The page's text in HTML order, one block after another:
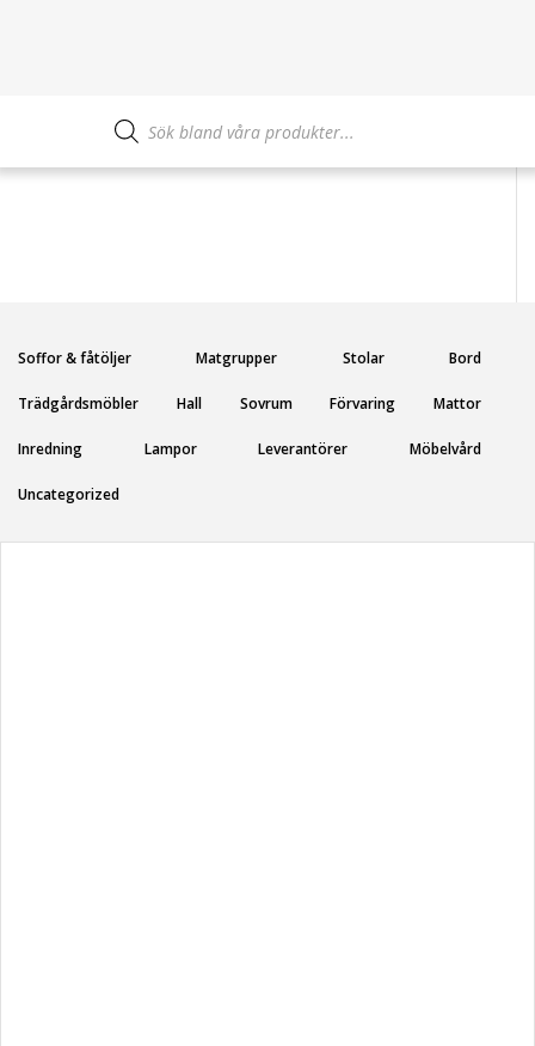
Produktsökning
Soffor & fåtöljer Matgrupper Stolar Bord
Trädgårdsmöbler Hall Sovrum Förvaring Mattor
Inredning Lampor Leverantörer Möbelvård
Uncategorized